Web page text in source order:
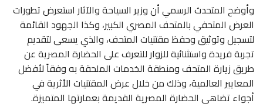
وأوضح المتحدث الرسمي أن وزير السياحة والآثار استعرض تطورات
العرض المتحفي بالمتحف المصري الكبير، وكذا الجهود القائمة
لتسجيل وتوثيق وحفظ مقتنيات المتحف، والذي يسعى لتقديم
تجربة فريدة واستثنائية للزوار للتعرف على الحضارة المصرية عن
طريق زيارة المتحف ومنطقة الخدمات الملحقة به وفقاً لأفضل
المعايير العالمية، وذلك من خلال عرض المقتنيات الأثرية في
أجواء تضاهى الحضارة المصرية القديمة بعمارتها المتميزة.